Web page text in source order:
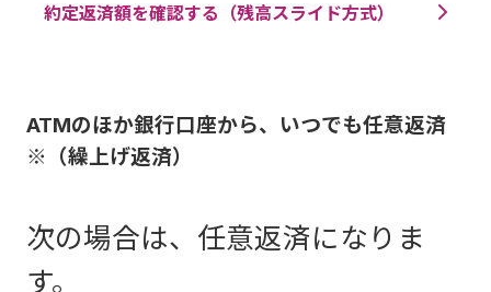
約定返済額を確認する（残高スライド方式）
ATMのほか銀行口座から、いつでも任意返済
※（繰上げ返済）
次の場合は、任意返済になりま
す。